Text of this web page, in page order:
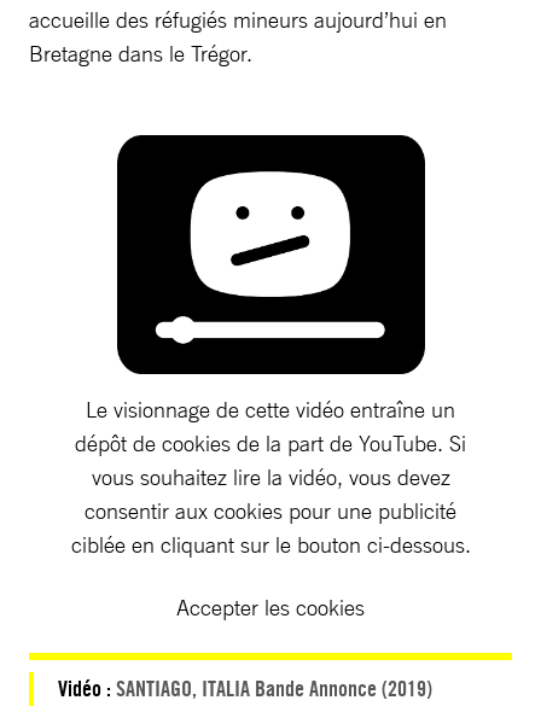
accueille des réfugiés mineurs aujourd’hui en
Bretagne dans le Trégor.
Le visionnage de cette vidéo entraîne un
dépôt de cookies de la part de YouTube. Si
vous souhaitez lire la vidéo, vous devez
consentir aux cookies pour une publicité
ciblée en cliquant sur le bouton ci-dessous.
Accepter les cookies
Vidéo : SANTIAGO, ITALIA Bande Annonce (2019)